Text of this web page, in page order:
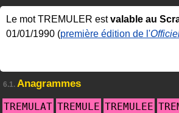
Le mot TREMULER estvalable au
01/01/1990 (première édition de l'
6.1. Anagrammes
TREMULAT TREMULE TREMULEE